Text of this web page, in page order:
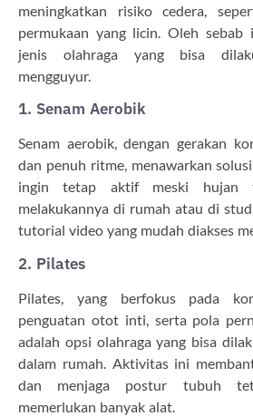
meningkatkan risiko cedera,
permukaan yang licin. Oleh sebab
jenis olahraga yang bisa
mengguyur.
1. Senam Aerobik
Senam aerobik, dengan gerakan
dan penuh ritme, menawarkan
ingin tetap aktif meski hujan
melakukannya di rumah atau di
tutorial video yang mudah diakses
2. Pilates
Pilates, yang berfokus pada
penguatan otot inti, serta pola
adalah opsi olahraga yang bisa
dalam rumah. Aktivitas ini
dan menjaga postur tubuh
memerlukan banyak alat.